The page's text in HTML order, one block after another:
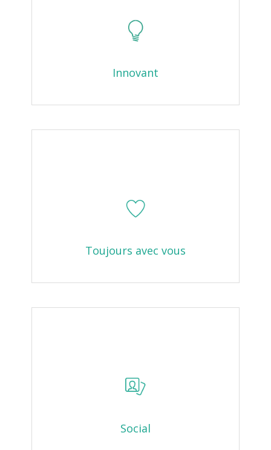
Innovant
Toujours avec vous
Social